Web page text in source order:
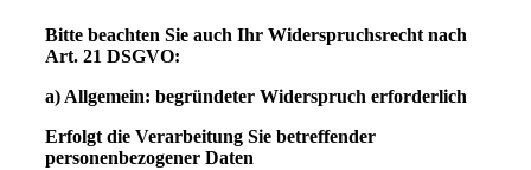
Bitte beachten Sie auch Ihr Widerspruchsrecht nach
Art. 21 DSGVO:
a) Allgemein: begründeter Widerspruch erforderlich
Erfolgt die Verarbeitung Sie betreffender
personenbezogener Daten